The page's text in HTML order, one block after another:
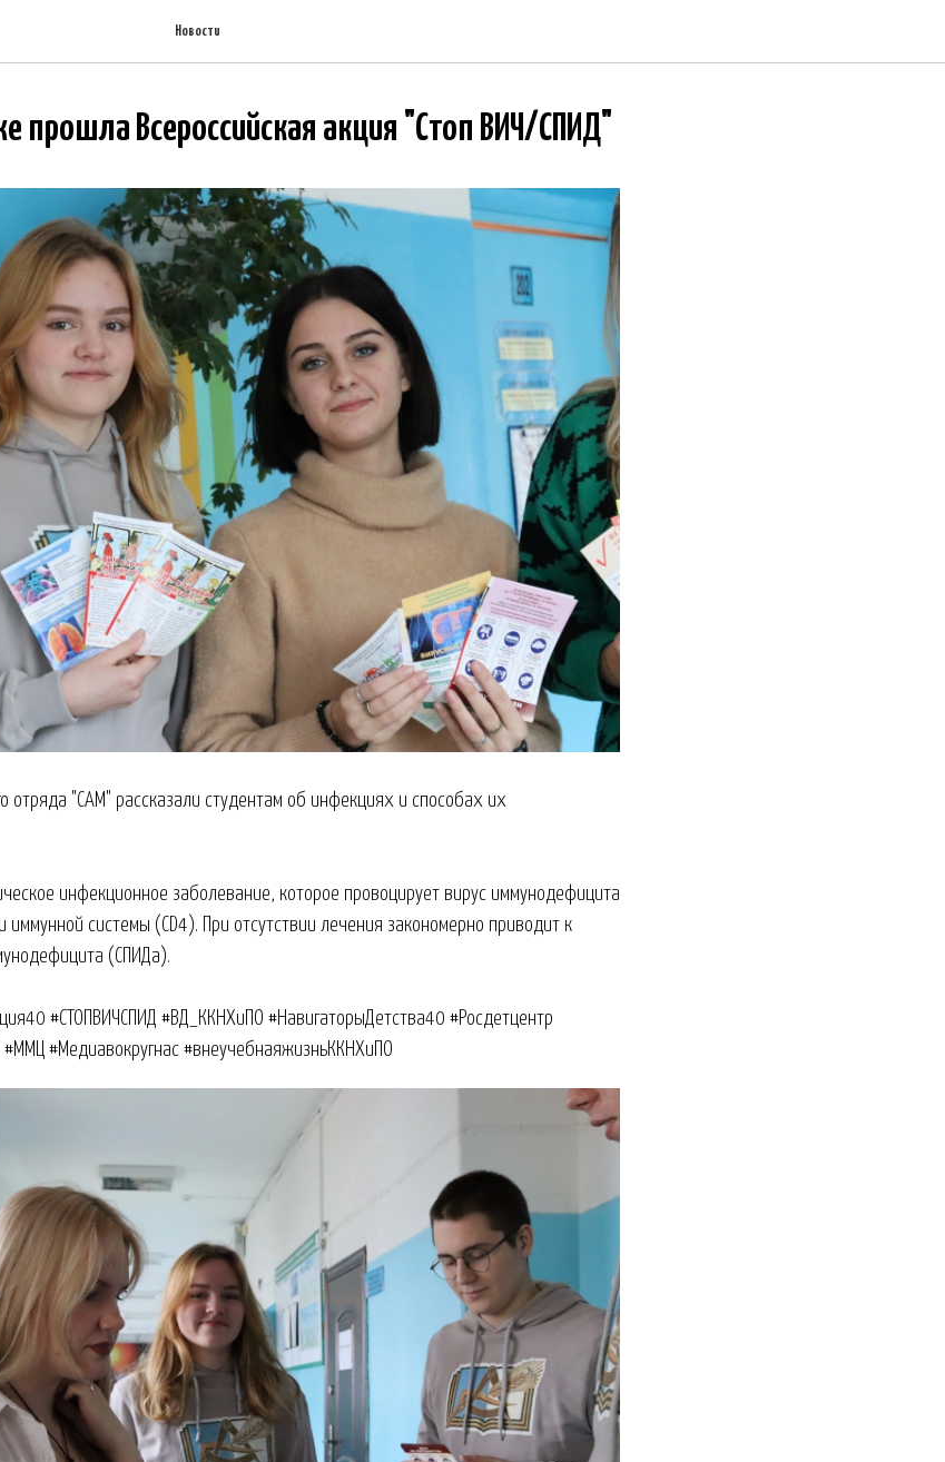
Новости
прошла Всероссийская акция "Стоп ВИЧ/СПИД"
отряда "САМ" рассказали студентам об инфекциях и способах их
инфекционное заболевание, которое провоцирует вирус иммунодефицита
системы (СD4). При отсутствии лечения закономерно приводит к
(СПИДа).
#СТОПВИЧСПИД #ВД_ККНХиПО #НавигаторыДетства40 #Росдетцентр
#Медиавокругнас #внеучебнаяжизньККНХиПО